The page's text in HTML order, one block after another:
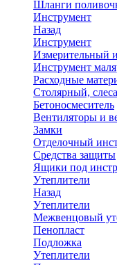
Шланги
Инструмент
Назад
Инструмент
Измерительный
Инструмент
Расходные
Столярный,
Бетоносмеситель
Вентиляторы и
Замки
Отделочный
Средства защиты
Ящики под
Утеплители
Назад
Утеплители
Межвенцовый
Пенопласт
Подложка
Утеплители